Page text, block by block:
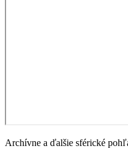
Archívne a ďalšie sférické